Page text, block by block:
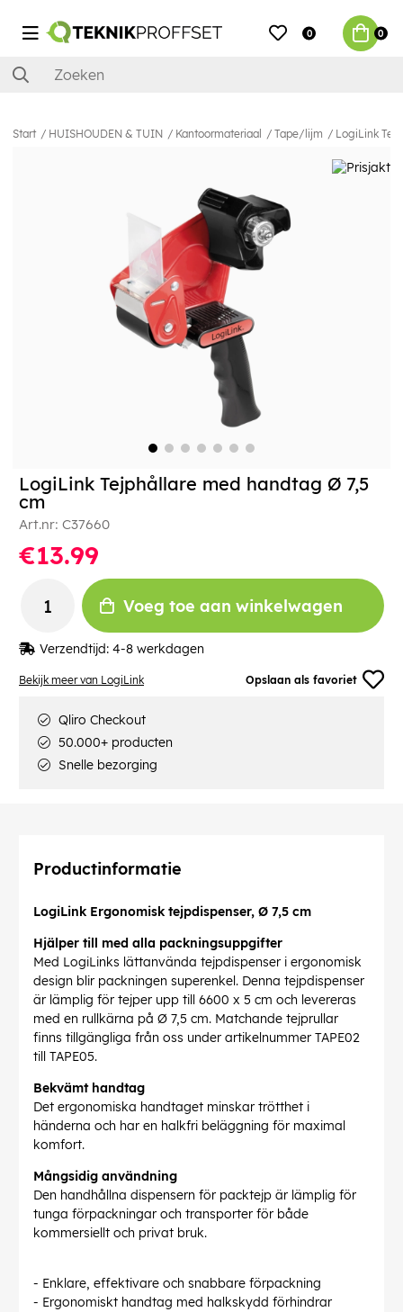
0 0
Start HUISHOUDEN & TUIN Kantoormateriaal Tape/lijm LogiLink
Bekijk meer van LogiLink Opslaan als favoriet
LogiLink Tejphållare med handtag Ø 7,5
cm
Art.nr: C37660
€13.99
Voeg toe aan winkelwagen
Verzendtijd: 4-8 werkdagen
Qliro Checkout
50.000+ producten
Snelle bezorging
Productinformatie
LogiLink Ergonomisk tejpdispenser, Ø 7,5 cm
Hjälper till med alla packningsuppgifter
Med LogiLinks lättanvända tejpdispenser i ergonomisk
design blir packningen superenkel. Denna tejpdispenser
är lämplig för tejper upp till 6600 x 5 cm och levereras
med en rullkärna på Ø 7,5 cm. Matchande tejprullar
finns tillgängliga från oss under artikelnummer TAPE02
till TAPE05.
Bekvämt handtag
Det ergonomiska handtaget minskar trötthet i
händerna och har en halkfri beläggning för maximal
komfort.
Mångsidig användning
Den handhållna dispensern för packtejp är lämplig för
tunga förpackningar och transporter för både
kommersiellt och privat bruk.
- Enklare, effektivare och snabbare förpackning
- Ergonomiskt handtag med halkskydd förhindrar